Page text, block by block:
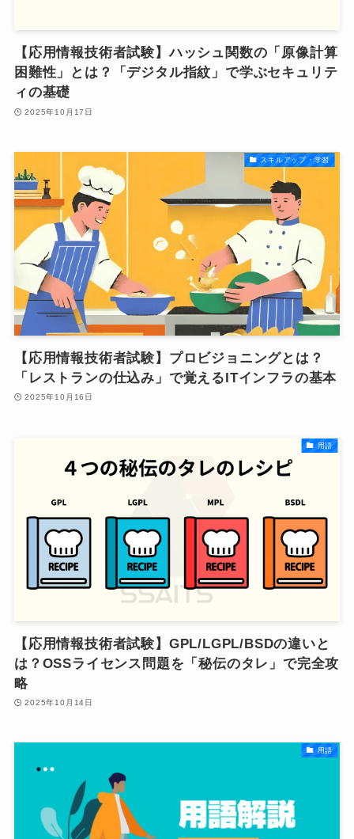
【応用情報技術者試験】ハッシュ関数の「原像計算
困難性」とは？「デジタル指紋」で学ぶセキュリテ
ィの基礎
2025年10月17日
スキルアップ・学習
【応用情報技術者試験】プロビジョニングとは？
「レストランの仕込み」で覚えるITインフラの基本
2025年10月16日
用語
【応用情報技術者試験】GPL/LGPL/BSDの違いと
は？OSSライセンス問題を「秘伝のタレ」で完全攻
略
2025年10月14日
用語